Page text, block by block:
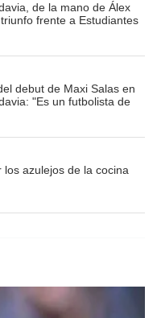
de la mano de Álex
frente a Estudiantes
debut de Maxi Salas en
"Es un futbolista de
azulejos de la cocina